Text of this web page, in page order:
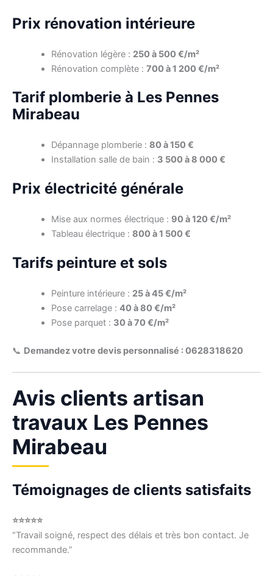
Prix rénovation intérieure
Rénovation légère : 250 à 500 €/m²
Rénovation complète : 700 à 1 200 €/m²
Tarif plomberie à Les Pennes
Mirabeau
Dépannage plomberie : 80 à 150 €
Installation salle de bain : 3 500 à 8 000 €
Prix électricité générale
Mise aux normes électrique : 90 à 120 €/m²
Tableau électrique : 800 à 1 500 €
Tarifs peinture et sols
Peinture intérieure : 25 à 45 €/m²
Pose carrelage : 40 à 80 €/m²
Pose parquet : 30 à 70 €/m²
📞 Demandez votre devis personnalisé : 0628318620
Avis clients artisan
travaux Les Pennes
Mirabeau
Témoignages de clients satisfaits
⭐⭐⭐⭐⭐
“Travail soigné, respect des délais et très bon contact. Je
recommande.”